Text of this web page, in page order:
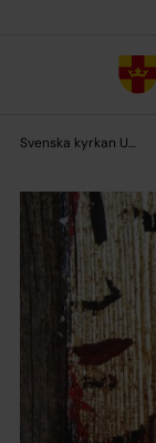
Svenska kyrkan Uppsala